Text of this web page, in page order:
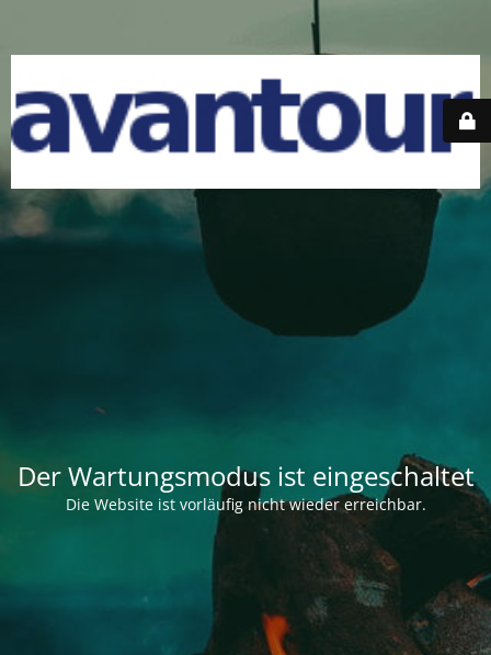
Der Wartungsmodus ist eingeschaltet
Die Website ist vorläufig nicht wieder erreichbar.